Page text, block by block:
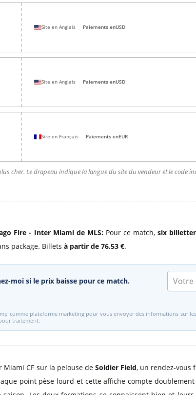
Site en Anglais Paiements enUSD
Site en Anglais Paiements enUSD
Site en Français Paiements enEUR
cher. Le drapeau indique la langue du site du vendeur et le code
Fire - Inter Miami de MLS:Pour ce match,six
package. Billets à partir de 76.53 €.
moi si le prix baisse pour ce match.
comme plateforme marketing pour vous envoyer des informations sur
traitement.
Miami CF sur la pelouse de Soldier Field, un rendez-vous
point pèse lourd et cette affiche compte